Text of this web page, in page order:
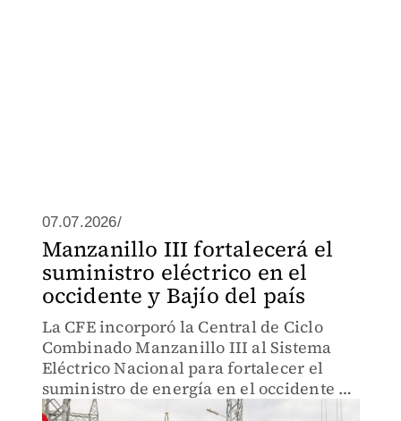
07.07.2026/
Manzanillo III fortalecerá el
suministro eléctrico en el
occidente y Bajío del país
La CFE incorporó la Central de Ciclo
Combinado Manzanillo III al Sistema
Eléctrico Nacional para fortalecer el
suministro de energía en el occidente y
Bajío.